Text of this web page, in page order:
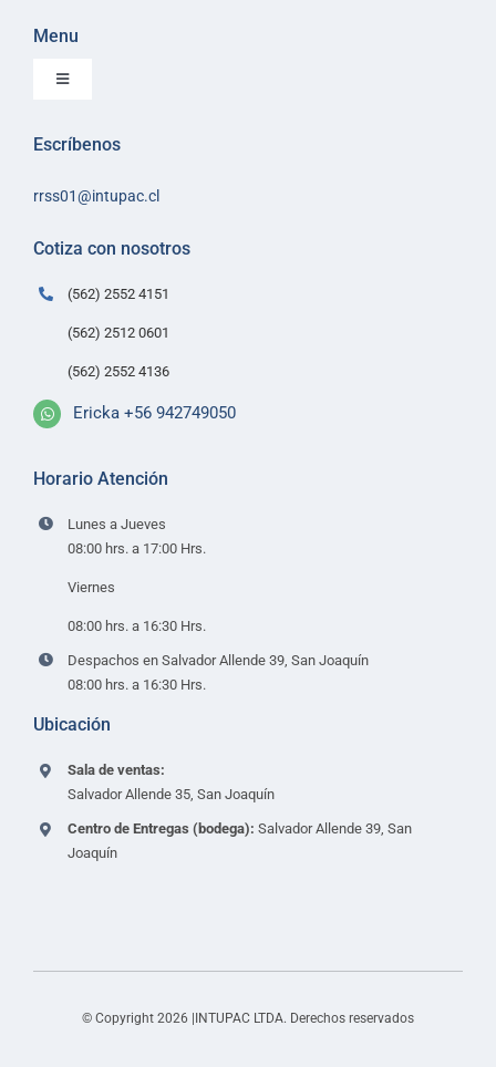
Menu
Toggle
Política de Ventas
Escríbenos
rrss01@intupac.cl
Cotiza con nosotros
(562) 2552 4151
(562) 2512 0601
(562) 2552 4136
Ericka +56 942749050
Horario Atención
Lunes a Jueves
08:00 hrs. a 17:00 Hrs.
Viernes
08:00 hrs. a 16:30 Hrs.
Despachos en Salvador Allende 39, San Joaquín
08:00 hrs. a 16:30 Hrs.
Ubicación
Sala de ventas:
Salvador Allende 35, San Joaquín
Centro de Entregas (bodega): Salvador Allende 39, San
Joaquín
© Copyright 2026 |INTUPAC LTDA. Derechos reservados